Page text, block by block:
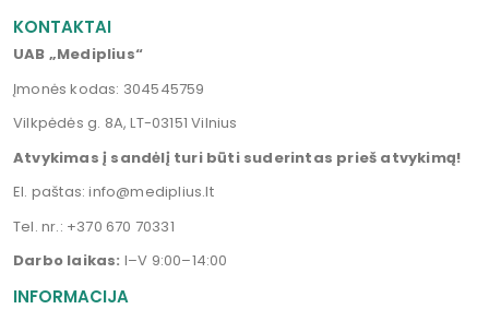
KONTAKTAI
UAB „Mediplius“
Įmonės kodas: 304545759
Vilkpėdės g. 8A, LT-03151 Vilnius
Atvykimas į sandėlį turi būti suderintas prieš atvykimą!
El. paštas:info@mediplius.lt
Tel. nr.: +370 670 70331
Darbo laikas: I–V 9:00–14:00
INFORMACIJA